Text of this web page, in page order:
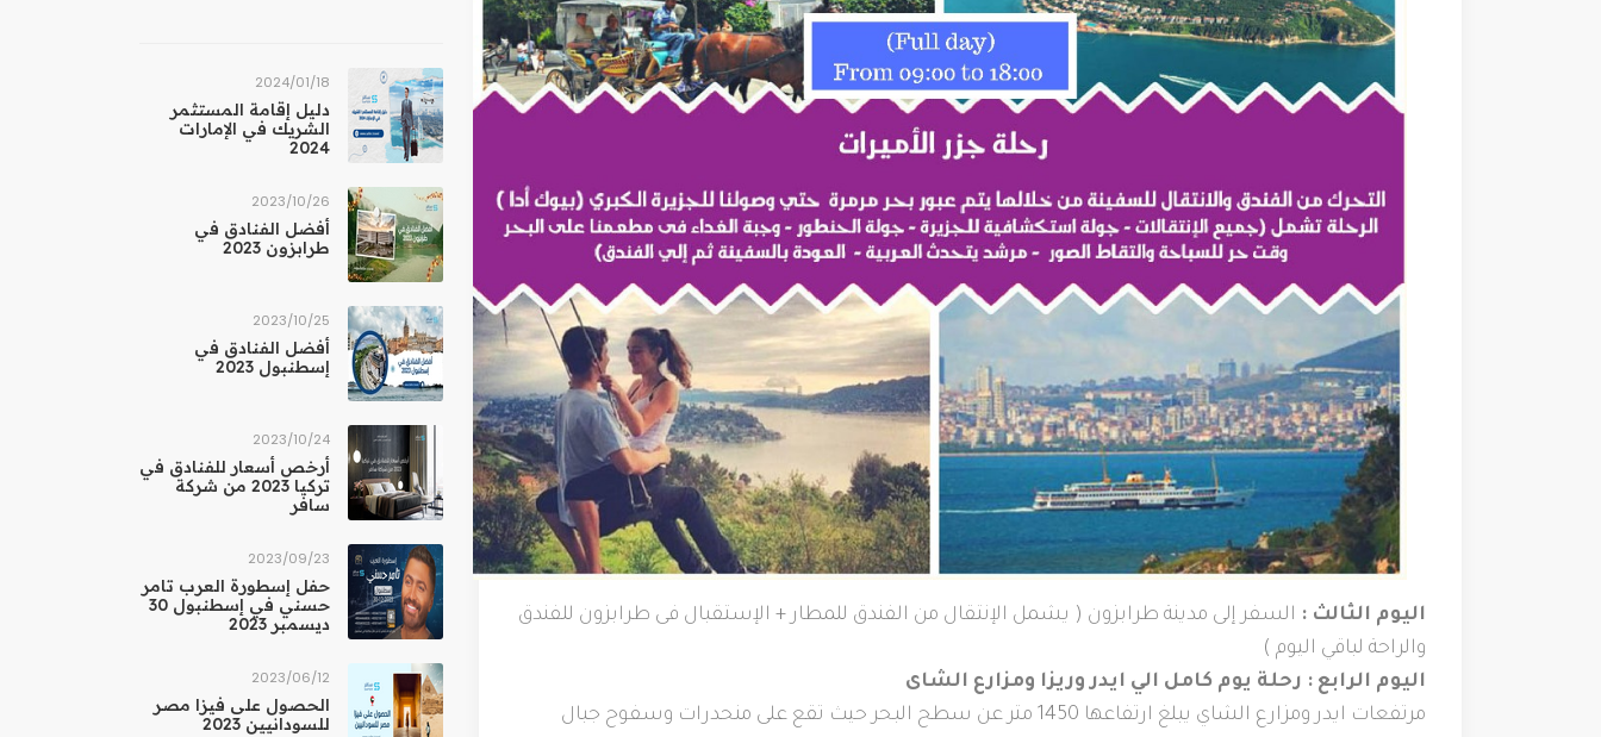
اليوم الثالث : السفر إلى مدينة طرابزون ( يشمل الإنتقال من الفندق للمطار + الإستقبال فى طرابزون للفندق
والراحة لباقي اليوم )
اليوم الرابع : رحلة يوم كامل الي ايدر وريزا ومزارع الشاى
مرتفعات ايدر ومزارع الشاي يبلغ ارتفاعها 1450 متر عن سطح البحر حيث تقع على منحدرات وسفوح جبال
18‏/01‏/2024
دليل إقامة المستثمر
الشريك في الإمارات
2024
26‏/10‏/2023
أفضل الفنادق في
طرابزون 2023
25‏/10‏/2023
أفضل الفنادق في
إسطنبول 2023
24‏/10‏/2023
أرخص أسعار للفنادق في
تركيا 2023 من شركة
سافر
23‏/09‏/2023
حفل إسطورة العرب تامر
حسني في إسطنبول 30
ديسمبر 2023
12‏/06‏/2023
الحصول على فيزا مصر
للسودانيين 2023